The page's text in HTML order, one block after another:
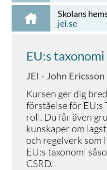
Skolans
jei.se
EU:s taxonomi
JEI - John
Kursen ger dig
förståelse för EU:s
roll. Du får även
kunskaper om
och regelverk som
EU:s taxonomi
CSRD.